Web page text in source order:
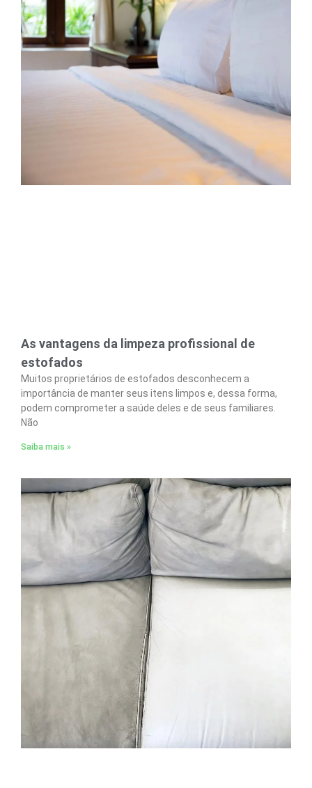
As vantagens da limpeza profissional de
estofados
Muitos proprietários de estofados desconhecem a
importância de manter seus itens limpos e, dessa forma,
podem comprometer a saúde deles e de seus familiares.
Não
Saiba mais »